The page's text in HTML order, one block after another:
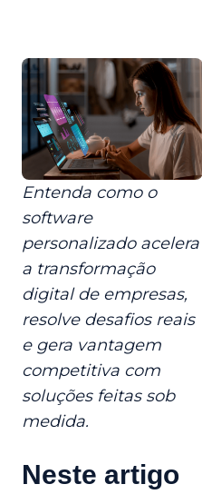
Entenda como o
software
personalizado acelera
a transformação
digital de empresas,
resolve desafios reais
e gera vantagem
competitiva com
soluções feitas sob
medida.
Neste artigo